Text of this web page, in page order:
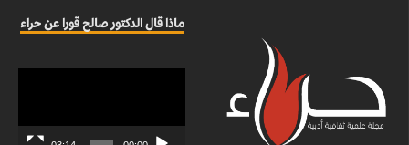
ماذا قال الدكتور صالح قورا عن حراء